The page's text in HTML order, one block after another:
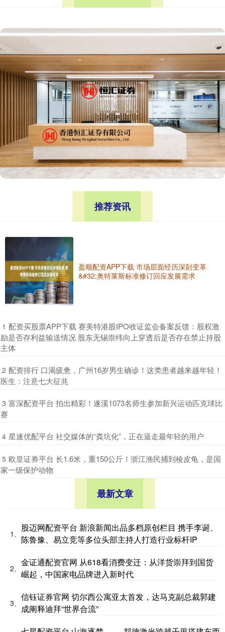
推荐资讯
盈顺配资APP下载 市场层面经历深刻变革
&#32;奥特莱斯标准修订回应发展需求
1 ​配资买股票APP下载 赛美特港股IPO收证监会备案反馈：股权激
励是否存利益输送情况 股东无锡崇纬向上穿透后是否存在禁止持股
主体
2 ​配资排行 口渴疲惫，广州16岁男生确诊！这类患者越来越年轻！
医生：注意七大征兆
3 ​富深配资平台 拍出精彩！遂溪1073名师生参加新兴运动匹克球比
赛
4 ​星速优配平台 社交媒体的“粪坑化”，正在逼走最年轻的用户
5 ​欧皇证券平台 长1.6米，重150公斤！浙江渔民捕到棱皮龟，是国
家一级保护动物
最新文章
1、
股迈网配资平台 新浪新闻出品多档原创栏目 携手李诞、
陈鲁豫、易立竞等多位头部主持人打造行业标杆IP
2、
金证通配资官网 从618看消费变迁：从洋货崇拜到国货
崛起，中国家电品牌进入新时代
3、
信钰证券官网 切尔西公寓亚太首发，达马克副总裁郭建
成阐释迪拜“世界合流”